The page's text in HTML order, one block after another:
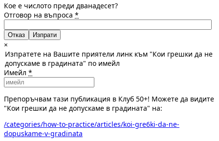
Кое е числото преди дванадесет?
Отговор на въпроса *
Отказ
×
Изпратете на Вашите приятели линк към "Кои грешки да не
допускаме в градината" по имейл
Имейл *
Препоръчвам тази публикация в Клуб 50+! Можете да видите
"Кои грешки да не допускаме в градината" на:
/categories/how-to-practice/articles/koi-gre6ki-da-ne-
dopuskame-v-gradinata